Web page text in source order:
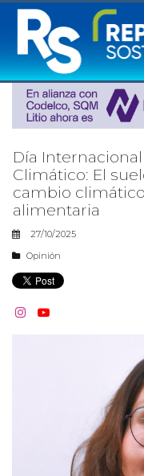
Día
Climático: El
cambio
alimentaria
27/10/2025
Opinión
 